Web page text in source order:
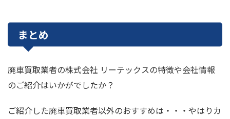
まとめ
廃車買取業者の株式会社 リーテックスの特徴や会社情報
のご紹介はいかがでしたか？
ご紹介した廃車買取業者以外のおすすめは・・・やはりカ